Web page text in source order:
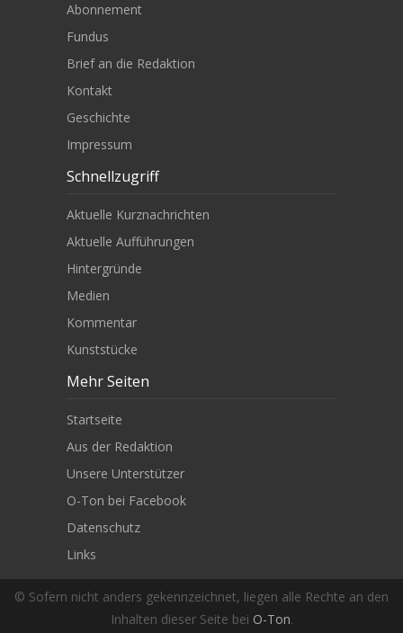
© Sofern nicht anders gekennzeichnet, liegen alle Rechte an den
Inhalten dieser Seite bei O-Ton.
Abonnement
Fundus
Brief an die Redaktion
Kontakt
Geschichte
Impressum
Schnellzugriff
Aktuelle Kurznachrichten
Aktuelle Aufführungen
Hintergründe
Medien
Kommentar
Kunststücke
Mehr Seiten
Startseite
Aus der Redaktion
Unsere Unterstützer
O-Ton bei Facebook
Datenschutz
Links